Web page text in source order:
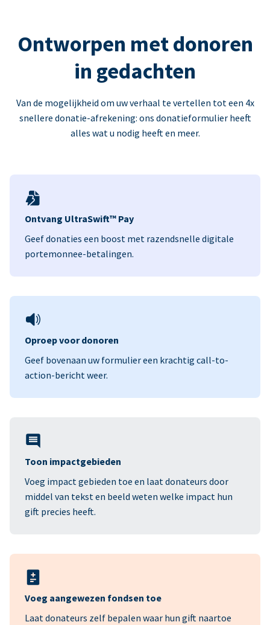
Ontworpen met donoren
in gedachten
Van de mogelijkheid om uw verhaal te vertellen tot een 4x
snellere donatie-afrekening: ons donatieformulier heeft
alles wat u nodig heeft en meer.
Ontvang UltraSwift™ Pay
Geef donaties een boost met razendsnelle digitale
portemonnee-betalingen.
Oproep voor donoren
Geef bovenaan uw formulier een krachtig call-to-
action-bericht weer.
Toon impactgebieden
Voeg impact gebieden toe en laat donateurs door
middel van tekst en beeld weten welke impact hun
gift precies heeft.
Voeg aangewezen fondsen toe
Laat donateurs zelf bepalen waar hun gift naartoe